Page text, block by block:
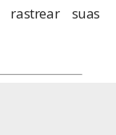
rastrear suas